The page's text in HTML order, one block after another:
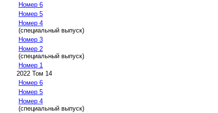
Номер 6
Номер 5
Номер 4
(специальный выпуск)
Номер 3
Номер 2
(специальный выпуск)
Номер 1
2022 Том 14
Номер 6
Номер 5
Номер 4
(специальный выпуск)